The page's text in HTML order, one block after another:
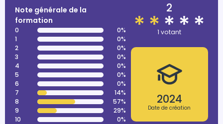
Note générale de la
formation
0
0%
1
0%
2
0%
3
0%
4
0%
5
0%
6
0%
7
14%
8
57%
9
29%
10
0%
2
1 votant
2024
Date de création